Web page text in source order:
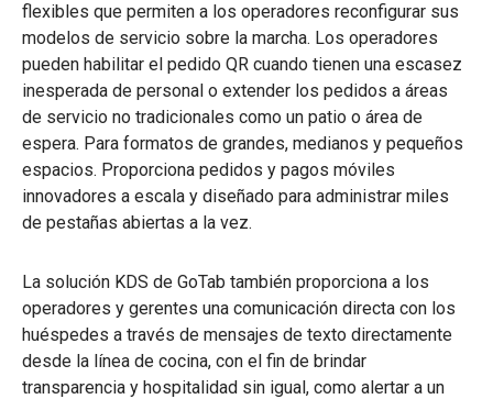
flexibles que permiten a los operadores reconfigurar sus
modelos de servicio sobre la marcha. Los operadores
pueden habilitar el pedido QR cuando tienen una escasez
inesperada de personal o extender los pedidos a áreas
de servicio no tradicionales como un patio o área de
espera. Para formatos de grandes, medianos y pequeños
espacios. Proporciona pedidos y pagos móviles
innovadores a escala y diseñado para administrar miles
de pestañas abiertas a la vez.
La solución KDS de GoTab también proporciona a los
operadores y gerentes una comunicación directa con los
huéspedes a través de mensajes de texto directamente
desde la línea de cocina, con el fin de brindar
transparencia y hospitalidad sin igual, como alertar a un